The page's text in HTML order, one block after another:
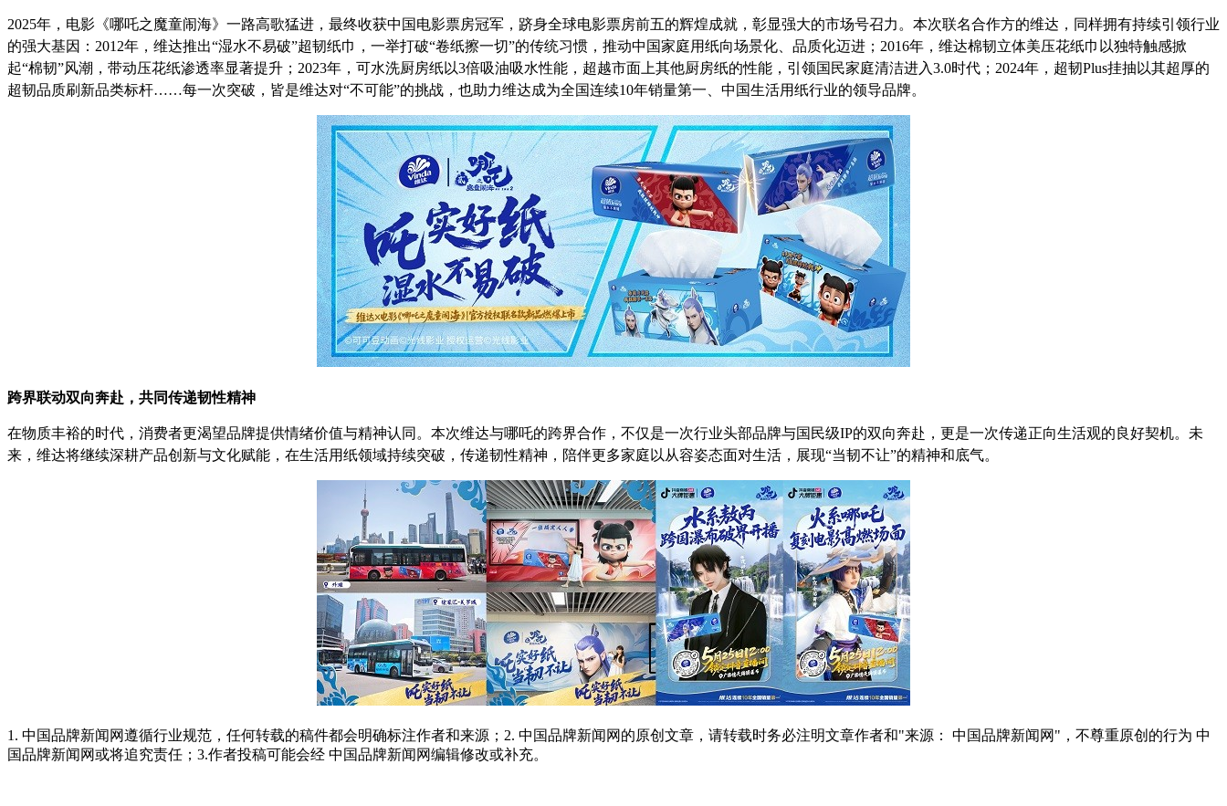
2025年，电影《哪吒之魔童闹海》一路高歌猛进，最终收获中国电影票房冠军，跻身全球电影票房前五的辉煌成就，彰显强大的市场号召力。本次联名合作方的维达，同样拥有持续引领行业
的强大基因：2012年，维达推出“湿水不易破”超韧纸巾，一举打破“卷纸擦一切”的传统习惯，推动中国家庭用纸向场景化、品质化迈进；2016年，维达棉韧立体美压花纸巾以独特触感掀
起“棉韧”风潮，带动压花纸渗透率显著提升；2023年，可水洗厨房纸以3倍吸油吸水性能，超越市面上其他厨房纸的性能，引领国民家庭清洁进入3.0时代；2024年，超韧Plus挂抽以其超厚的
超韧品质刷新品类标杆……每一次突破，皆是维达对“不可能”的挑战，也助力维达成为全国连续10年销量第一、中国生活用纸行业的领导品牌。
跨界联动双向奔赴，共同传递韧性精神
在物质丰裕的时代，消费者更渴望品牌提供情绪价值与精神认同。本次维达与哪吒的跨界合作，不仅是一次行业头部品牌与国民级IP的双向奔赴，更是一次传递正向生活观的良好契机。未
来，维达将继续深耕产品创新与文化赋能，在生活用纸领域持续突破，传递韧性精神，陪伴更多家庭以从容姿态面对生活，展现“当韧不让”的精神和底气。
1. 中国品牌新闻网遵循行业规范，任何转载的稿件都会明确标注作者和来源；2. 中国品牌新闻网的原创文章，请转载时务必注明文章作者和"来源： 中国品牌新闻网"，不尊重原创的行为 中
国品牌新闻网或将追究责任；3.作者投稿可能会经 中国品牌新闻网编辑修改或补充。